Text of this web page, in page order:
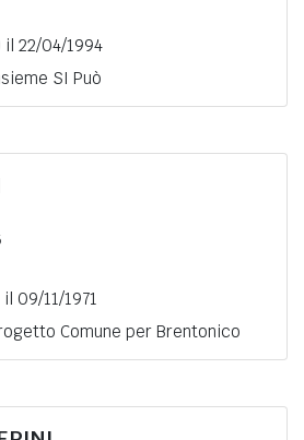
il 22/04/1994
SI Può
09/11/1971
Comune per Brentonico